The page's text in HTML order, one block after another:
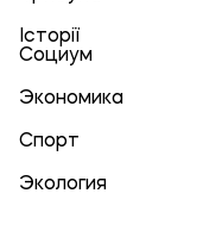
Історії
Социум
Экономика
Спорт
Экология